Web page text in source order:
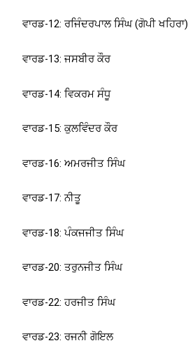
ਵਾਰਡ-12: ਰਜਿੰਦਰਪਾਲ ਸਿੰਘ (ਗੋਪੀ ਖਹਿਰਾ)
ਵਾਰਡ-13: ਜਸਬੀਰ ਕੌਰ
ਵਾਰਡ-14: ਵਿਕਰਮ ਸੰਧੂ
ਵਾਰਡ-15: ਕੁਲਵਿੰਦਰ ਕੌਰ
ਵਾਰਡ-16: ਅਮਰਜੀਤ ਸਿੰਘ
ਵਾਰਡ-17: ਨੀਤੂ
ਵਾਰਡ-18: ਪੰਕਜਜੀਤ ਸਿੰਘ
ਵਾਰਡ-20: ਤਰੁਨਜੀਤ ਸਿੰਘ
ਵਾਰਡ-22: ਹਰਜੀਤ ਸਿੰਘ
ਵਾਰਡ-23: ਰਜਨੀ ਗੋਇਲ